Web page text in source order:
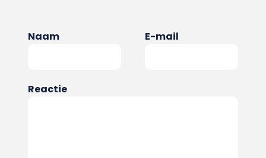
Naam E-mail
Reactie